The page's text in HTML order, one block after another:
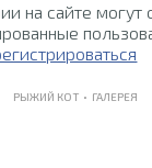
на сайте могут
РЫЖИЙ КОТ • ГАЛЕРЕЯ